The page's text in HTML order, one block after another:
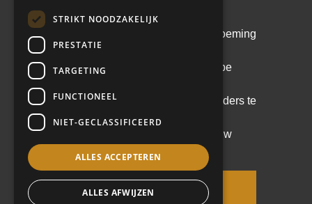
Blijf op de hoogte
Privacyverklaring Algemene voorwaarden
Een doordachte leiderschapsbenoeming
voorkomt kostbare fouten. In deze
whitepaper lees je hoe een scherpe
Leiderschapsmodel helpen om leiders te
selecteren die echt passen bij de
context, cultuur en ambitie van jouw
organisatie.
Vraag de whitepaper
aan
STRIKT NOODZAKELIJK
PRESTATIE
TARGETING
FUNCTIONEEL
NIET-GECLASSIFICEERD
ALLES ACCEPTEREN
ALLES AFWIJZEN